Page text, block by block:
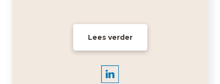
Lees verder